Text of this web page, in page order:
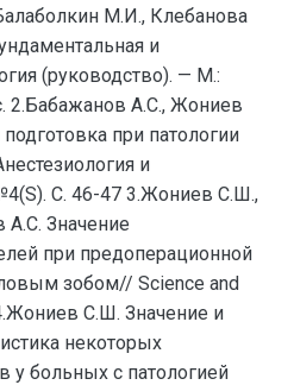
М.И., Клебанова
и
(руководство). — М.:
2.Бабажанов А.С., Жониев
при патологии
и
С. 46-47 3.Жониев С.Ш.,
Значение
при предоперационной
зобом// Science and
С.Ш. Значение и
некоторых
у больных с патологией